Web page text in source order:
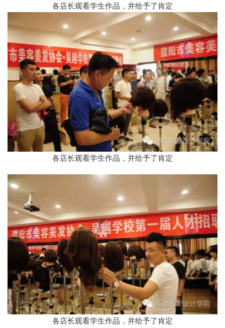
各店长观看学生作品，并给予了肯定
各店长观看学生作品，并给予了肯定
各店长观看学生作品，并给予了肯定